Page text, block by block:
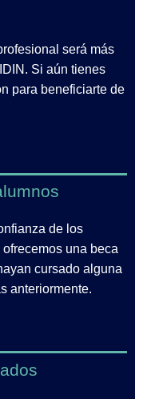
será más
Si aún tienes
para beneficiarte de
de los
una beca
cursado alguna
anteriormente.